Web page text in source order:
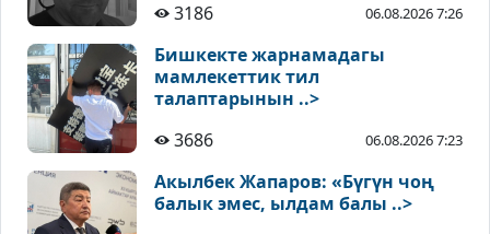
3186 06.08.2026 7:26
Бишкекте жарнамадагы
мамлекеттик тил
талаптарынын ..>
3686
06.08.2026 7:23
Акылбек Жапаров: «Бүгүн чоң
балык эмес, ылдам балы ..>